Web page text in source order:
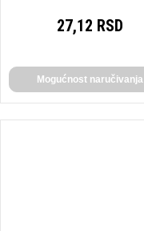
27,12 RSD
Mogućnost naručivanja